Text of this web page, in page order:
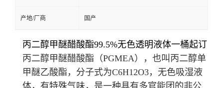
产地/厂商 国产
丙二醇甲醚醋酸酯99.5%无色透明液体一桶起订
丙二醇甲醚醋酸酯（PGMEA），也叫丙二醇单
甲醚乙酸酯，分子式为C6H12O3，无色吸湿液